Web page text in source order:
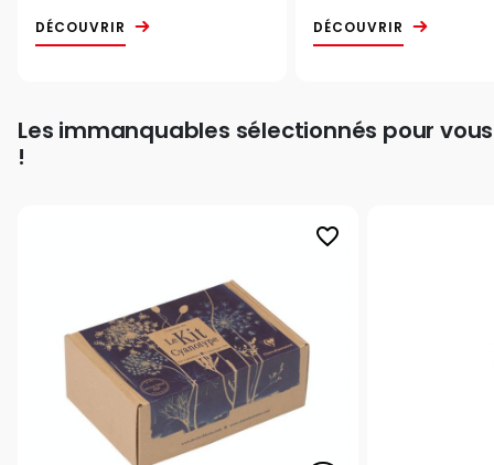
DÉCOUVRIR DÉCOUVRIR
Les immanquables sélectionnés pour vous
!
favorite_border